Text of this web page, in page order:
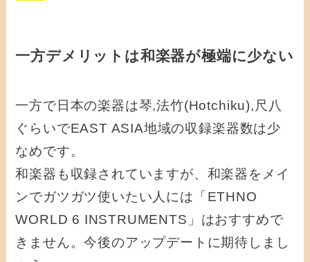
一方デメリットは和楽器が極端に少ない
一方で日本の楽器は琴,法竹(Hotchiku),尺八
ぐらいでEAST ASIA地域の収録楽器数は少
なめです。
和楽器も収録されていますが、和楽器をメイ
ンでガツガツ使いたい人には「ETHNO
WORLD 6 INSTRUMENTS」はおすすめで
きません。今後のアップデートに期待しまし